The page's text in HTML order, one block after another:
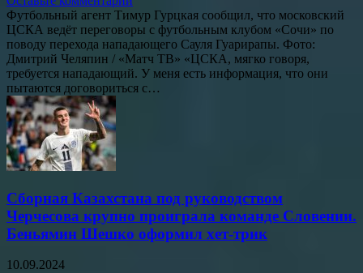
Футбольный агент Тимур Гурцкая сообщил, что московский
ЦСКА ведёт переговоры с футбольным клубом «Сочи» по
поводу перехода нападающего Сауля Гуарирапы. Фото:
Дмитрий Челяпин / «Матч ТВ» «ЦСКА, мягко говоря,
требуется нападающий. У меня есть информация, что они
пытаются договориться с…
Сборная Казахстана под руководством
Черчесова крупно проиграла команде Словении.
Беньямин Шешко оформил хет-трик
10.09.2024